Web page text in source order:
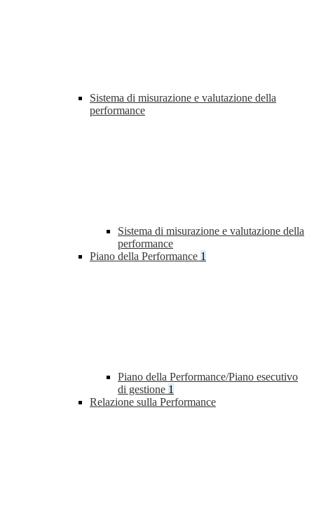
Sistema di misurazione e valutazione della
performance
Sistema di misurazione e valutazione della
performance
Piano della Performance 1
Piano della Performance/Piano esecutivo
di gestione 1
Relazione sulla Performance